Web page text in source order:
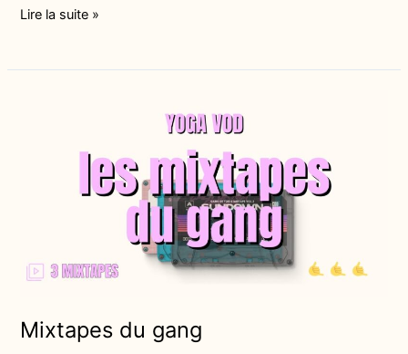
Lire la suite »
Mixtapes du gang